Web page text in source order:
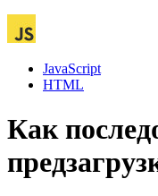
JavaScript
HTML
Как